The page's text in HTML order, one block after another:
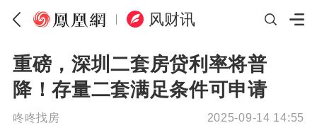
风财讯
重磅，深圳二套房贷利率将普
降！存量二套满足条件可申请
咚咚找房 2025-09-14 14:55